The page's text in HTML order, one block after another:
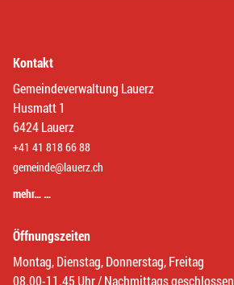
Kontakt
Gemeindeverwaltung Lauerz
Husmatt 1
6424 Lauerz
+41 41 818 66 88
gemeinde@lauerz.ch
mehr… …
Öffnungszeiten
Montag, Dienstag, Donnerstag, Freitag
08.00-11.45 Uhr / Nachmittags geschlossen